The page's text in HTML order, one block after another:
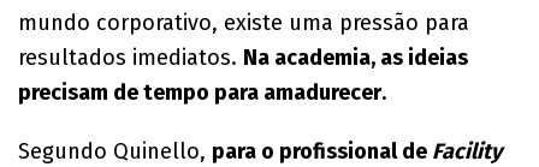
mundo corporativo, existe uma pressão para
resultados imediatos. Na academia, as ideias
precisam de tempo para amadurecer.
Segundo Quinello, para o profissional de Facility